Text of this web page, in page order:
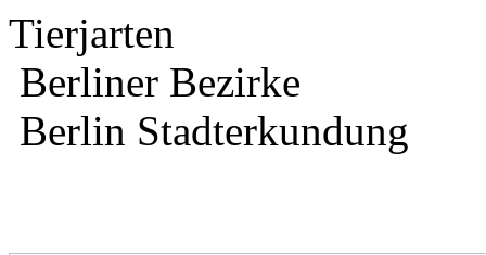
Tierjarten
Berliner Bezirke
Berlin Stadterkundung